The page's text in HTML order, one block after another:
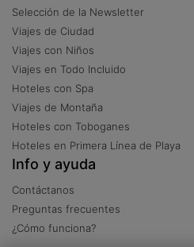
Selección de la Newsletter
Viajes de Ciudad
Viajes con Niños
Viajes en Todo Incluido
Hoteles con Spa
Viajes de Montaña
Hoteles con Toboganes
Hoteles en Primera Línea de Playa
Info y ayuda
Contáctanos
Preguntas frecuentes
¿Cómo funciona?